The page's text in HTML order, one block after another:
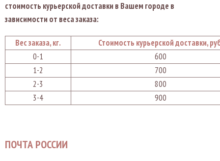
стоимость курьерской доставки в Вашем городе в
зависимости от веса заказа:
Вес заказа, кг.
Стоимость курьерской доставки,
0-1
600
1-2
700
2-3
800
3-4
900
ПОЧТА РОССИИ